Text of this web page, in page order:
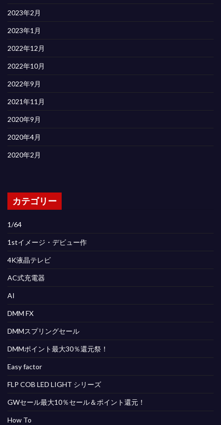
2023年2月
2023年1月
2022年12月
2022年10月
2022年9月
2021年11月
2020年9月
2020年4月
2020年2月
カテゴリー
1/64
1stイメージ・デビュー作
4K液晶テレビ
AC式充電器
AI
DMM FX
DMMスプリングセール
DMMポイント最大30％還元祭！
Easy factor
FLP COB LED LIGHT シリーズ
GWセール最大10％セール＆ポイント還元！
How To